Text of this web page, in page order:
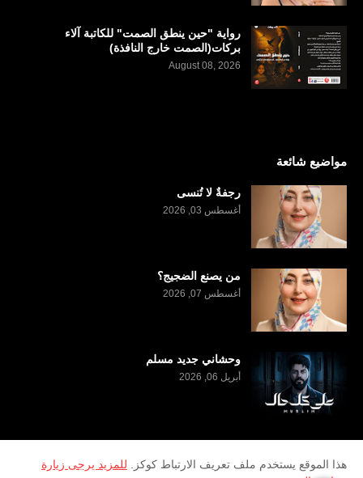
رواية "حين ينطق الصمت" للكاتبة آلاء
بركات(الصمت خارج النافذة)
August 08, 2026
مواضيع شائعة
رجفةٌ لا تُنسى
أغسطس 03, 2026
من يصنع الضجيج؟
أغسطس 07, 2026
وحشاني جديد مسلم
أبريل 06, 2026
هذا الموقع يستخدم ملف تعريف الارتباط كوكز. للمزيد يرجى زيارة